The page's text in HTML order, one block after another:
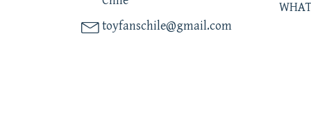
toyfanschile@gmail.com